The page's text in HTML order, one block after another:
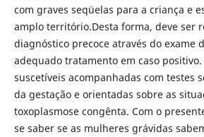
com graves seqüelas para a criança e
amplo território.Desta forma, deve ser
diagnóstico precoce através do exame
adequado tratamento em caso positivo.
suscetíveis acompanhadas com testes
da gestação e orientadas sobre as
toxoplasmose congênta. Com o
se saber se as mulheres grávidas